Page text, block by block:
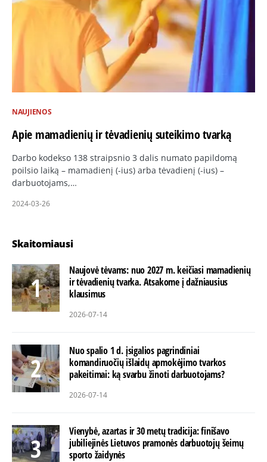
NAUJIENOS
Apie mamadienių ir tėvadienių suteikimo tvarką
Darbo kodekso 138 straipsnio 3 dalis numato papildomą
poilsio laiką – mamadienį (-ius) arba tėvadienį (-ius) –
darbuotojams,…
2024-03-26
Skaitomiausi
Naujovė tėvams: nuo 2027 m. keičiasi mamadienių
ir tėvadienių tvarka. Atsakome į dažniausius
klausimus
2026-07-14
Nuo spalio 1 d. įsigalios pagrindiniai
komandiruočių išlaidų apmokėjimo tvarkos
pakeitimai: ką svarbu žinoti darbuotojams?
2026-07-14
Vienybė, azartas ir 30 metų tradicija: finišavo
jubiliejinės Lietuvos pramonės darbuotojų šeimų
sporto žaidynės